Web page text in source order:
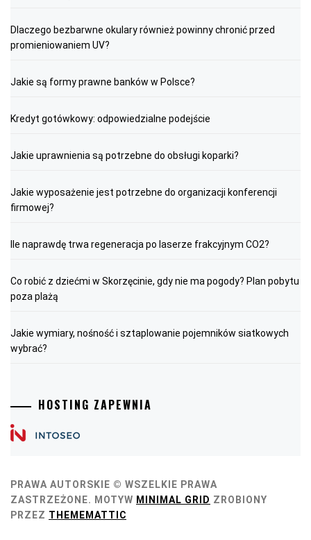
Dlaczego bezbarwne okulary również powinny chronić przed
promieniowaniem UV?
Jakie są formy prawne banków w Polsce?
Kredyt gotówkowy: odpowiedzialne podejście
Jakie uprawnienia są potrzebne do obsługi koparki?
Jakie wyposażenie jest potrzebne do organizacji konferencji
firmowej?
Ile naprawdę trwa regeneracja po laserze frakcyjnym CO2?
Co robić z dziećmi w Skorzęcinie, gdy nie ma pogody? Plan pobytu
poza plażą
Jakie wymiary, nośność i sztaplowanie pojemników siatkowych
wybrać?
HOSTING ZAPEWNIA
PRAWA AUTORSKIE © WSZELKIE PRAWA
ZASTRZEŻONE. MOTYW MINIMAL GRID ZROBIONY
PRZEZ THEMEMATTIC